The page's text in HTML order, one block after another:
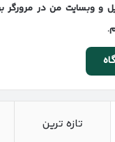
و وبسایت من در مرورگر
تازه ترین